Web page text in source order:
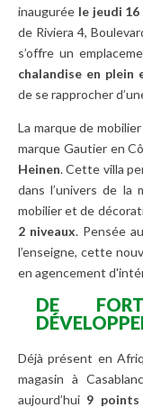
inaugurée le jeudi
de Riviera 4,
s’offre un
chalandise en plein
de se rapprocher
La marque de
marque Gautier en
Heinen. Cette villa
dans l’univers de la
mobilier et de
2 niveaux. Pensée
l’enseigne, cette
en agencement
DE
Déjà présent en
magasin à
aujourd’hui 9 points